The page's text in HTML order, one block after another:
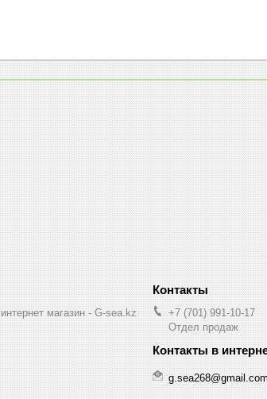
магазин - G-sea.kz
+7 (701) 991-10-17
Отдел продаж